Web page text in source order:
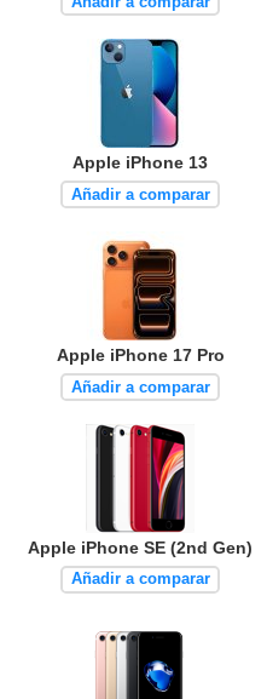
Apple iPhone 13
Añadir a comparar
Apple iPhone 17 Pro
Añadir a comparar
Apple iPhone SE (2nd Gen)
Añadir a comparar